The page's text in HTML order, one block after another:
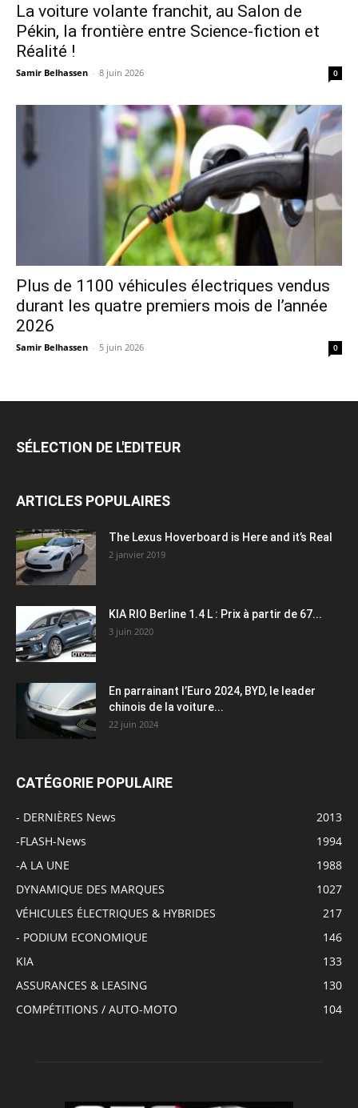
La voiture volante franchit, au Salon de
Pékin, la frontière entre Science-fiction et
Réalité !
Samir Belhassen - 8 juin 2026 0
Plus de 1100 véhicules électriques vendus
durant les quatre premiers mois de l’année
2026
Samir Belhassen - 5 juin 2026 0
SÉLECTION DE L'EDITEUR
ARTICLES POPULAIRES
The Lexus Hoverboard is Here and it’s Real
2 janvier 2019
KIA RIO Berline 1.4 L : Prix à partir de 67...
3 juin 2020
En parrainant l’Euro 2024, BYD, le leader
chinois de la voiture...
22 juin 2024
CATÉGORIE POPULAIRE
- DERNIÈRES News
2013
-FLASH-News
1994
-A LA UNE
1988
DYNAMIQUE DES MARQUES
1027
VÉHICULES ÉLECTRIQUES & HYBRIDES
217
- PODIUM ECONOMIQUE
146
KIA
133
ASSURANCES & LEASING
130
COMPÉTITIONS / AUTO-MOTO
104